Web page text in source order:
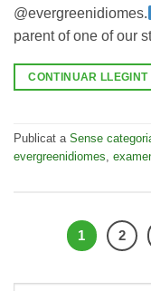
@evergreenidiomes.
parent of one of our
CONTINUAR LLEGINT
Publicat a Sense
evergreenidiomes,
1 2